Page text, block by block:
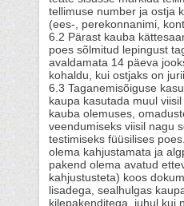
tellimuse number ja ostja
(ees-, perekonnanimi,
6.2 Pärast kauba
poes sõlmitud lepingust
avaldamata 14 päeva
kohaldu, kui ostjaks on
6.3 Taganemisõiguse
kaupa kasutada muul
kauba olemuses,
veendumiseks viisil nagu
testimiseks füüsilises
olema kahjustamata ja
pakend olema avatud
kahjustusteta) koos
lisadega, sealhulgas
kilepakenditega, juhul kui